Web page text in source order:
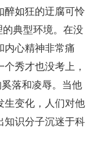
如狂的迂腐可怜
典型环境。在没
内心精神非常痛
秀才也没考上，
落和凌辱。当他
生变化，人们对他
知识分子沉迷于科